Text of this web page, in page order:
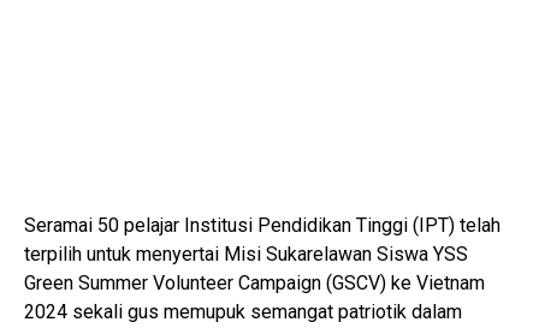
Seramai 50 pelajar Institusi Pendidikan Tinggi (IPT) telah
terpilih untuk menyertai Misi Sukarelawan Siswa YSS
Green Summer Volunteer Campaign (GSCV) ke Vietnam
2024 sekali gus memupuk semangat patriotik dalam